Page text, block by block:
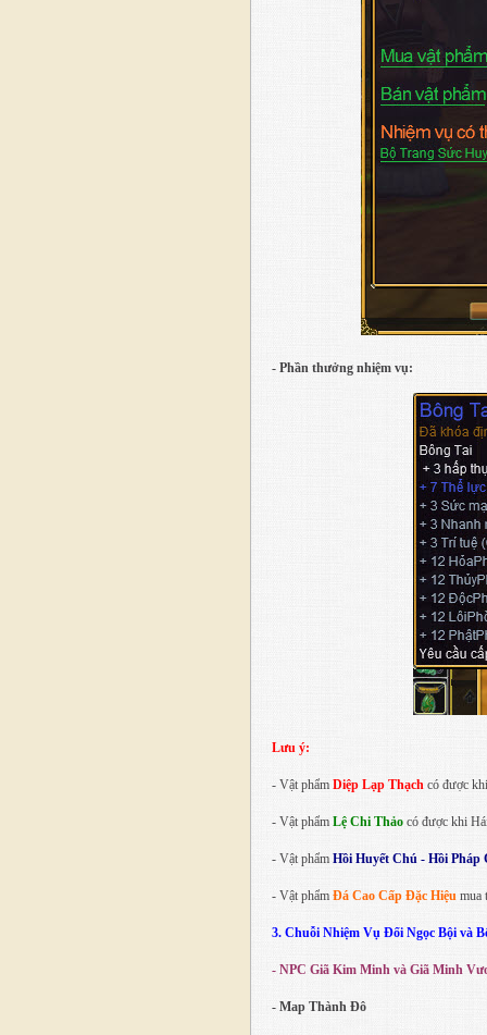
- Phần thưởng nhiệm vụ:
Lưu ý:
- Vật phẩm Diệp Lạp Thạch có được
- Vật phẩm Lệ Chi Thảo có được khi
- Vật phẩm Hồi Huyết Chú - Hồi Pháp
- Vật phẩm Đá Cao Cấp Đặc Hiệu mua
3. Chuỗi Nhiệm Vụ Đổi Ngọc Bội và
- NPC Giã Kim Minh và Giã Minh
- Map Thành Đô